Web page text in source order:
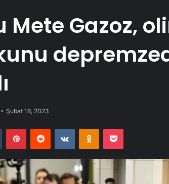
Mete Gazoz,
Şubat 16, 2023
Tumblr PinterestReddit VKontakteOdnoklassniki
Pocket